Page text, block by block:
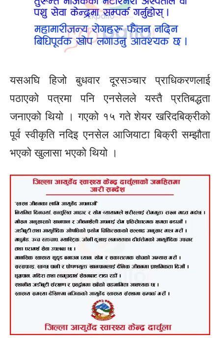
यसअघि हिजो बुधवार दूरसञ्चार प्राधिकरणलाई
पठाएको पत्रमा पनि एनसेलले यस्तै प्रतिबद्धता
जनाएको थियो । गएको १५ गते शेयर खरिदबिक्रीको
पूर्व स्वीकृति नदिइ एनसेल आजियाटा बिक्री सम्झौता
भएको खुलासा भएको थियो ।